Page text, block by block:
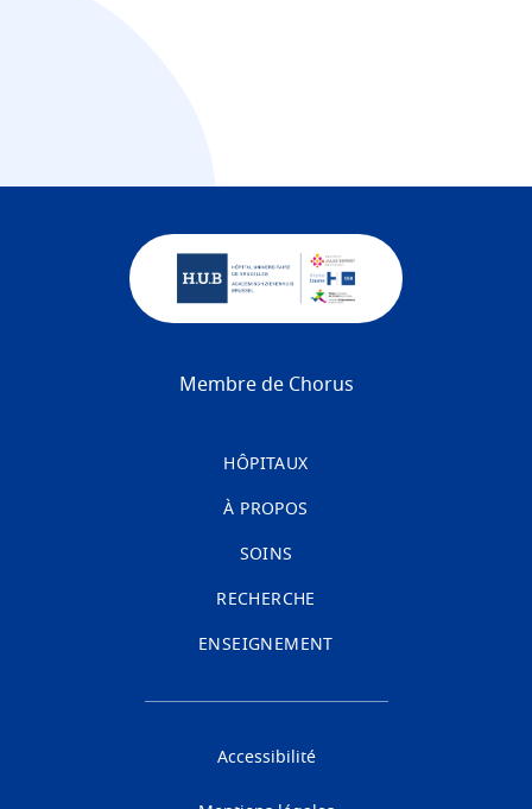
Membre de Chorus
HÔPITAUX
À PROPOS
SOINS
RECHERCHE
ENSEIGNEMENT
Accessibilité